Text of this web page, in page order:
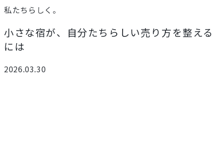
私たちらしく。
小さな宿が、自分たちらしい売り方を整える
には
2026.03.30